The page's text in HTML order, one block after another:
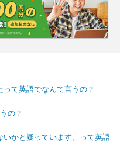
て英語でなんて言うの？
の？
かと疑っています。って英語